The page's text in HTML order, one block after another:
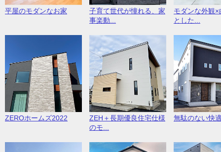
平屋のモダンなお家
子育て世代が憧れる、家
事楽動...
モダンな外観×
とした...
ZEROホームズ2022
ZEH＋長期優良住宅仕様
のモ...
無駄のない快